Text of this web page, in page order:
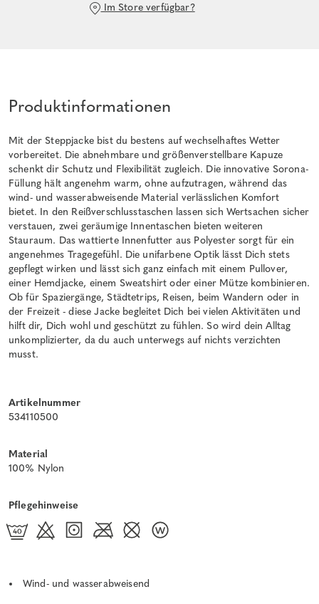
Im Store verfügbar?
Produktinformationen
Mit der Steppjacke bist du bestens auf wechselhaftes Wetter
vorbereitet. Die abnehmbare und größenverstellbare Kapuze
schenkt dir Schutz und Flexibilität zugleich. Die innovative Sorona-
Füllung hält angenehm warm, ohne aufzutragen, während das
wind- und wasserabweisende Material verlässlichen Komfort
bietet. In den Reißverschlusstaschen lassen sich Wertsachen sicher
verstauen, zwei geräumige Innentaschen bieten weiteren
Stauraum. Das wattierte Innenfutter aus Polyester sorgt für ein
angenehmes Tragegefühl. Die unifarbene Optik lässt Dich stets
gepflegt wirken und lässt sich ganz einfach mit einem Pullover,
einer Hemdjacke, einem Sweatshirt oder einer Mütze kombinieren.
Ob für Spaziergänge, Städtetrips, Reisen, beim Wandern oder in
der Freizeit - diese Jacke begleitet Dich bei vielen Aktivitäten und
hilft dir, Dich wohl und geschützt zu fühlen. So wird dein Alltag
unkomplizierter, da du auch unterwegs auf nichts verzichten
musst.
Artikelnummer
534110500
Material
100% Nylon
Pflegehinweise
Wind- und wasserabweisend